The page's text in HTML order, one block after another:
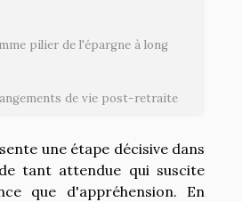
pilier de l'épargne à long
de vie post-retraite
une étape décisive dans
tant attendue qui suscite
que d'appréhension. En